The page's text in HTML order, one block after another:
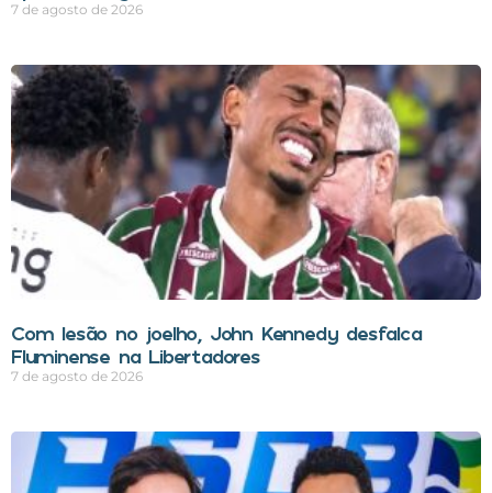
7 de agosto de 2026
Com lesão no joelho, John Kennedy desfalca
Fluminense na Libertadores
7 de agosto de 2026